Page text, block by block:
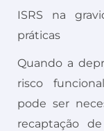
ISRS na
práticas
Quando a
risco
pode ser
recaptação